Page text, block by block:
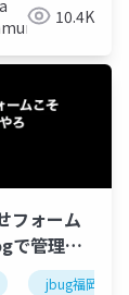
10.4K
フォーム
で管理や
jbug福岡